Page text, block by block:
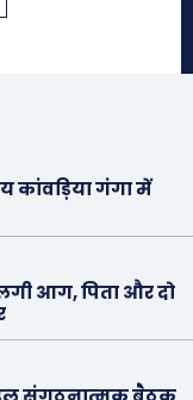
गंगा में
आग, पिता और दो